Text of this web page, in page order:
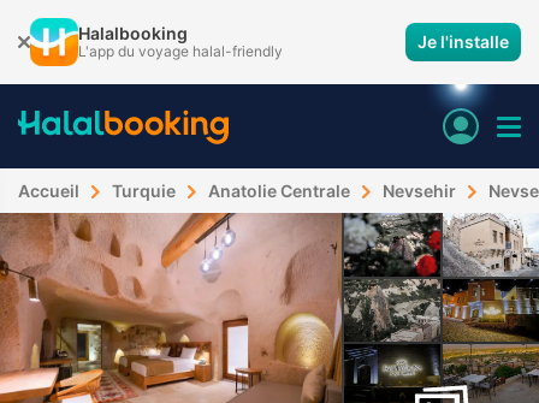
Halalbooking
L'app du voyage halal-friendly Je l'installe
Accueil Turquie Anatolie Centrale Nevsehir